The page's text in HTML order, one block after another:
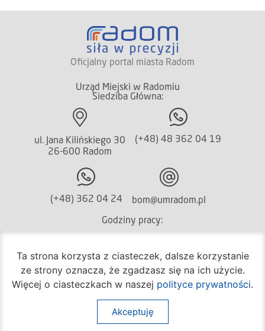
Oficjalny portal miasta Radom
Urząd Miejski w Radomiu
Siedziba Główna:
ul. Jana Kilińskiego 30
26-600 Radom
(+48) 48 362 04 19
(+48) 362 04 24 bom@umradom.pl
Godziny pracy:
poniedziałek – piątek
godz.7:30 – 16:30
Pozostałe wydziały
poniedziałek – piątek
godz.7:30 – 15:30
Ta strona korzysta z ciasteczek, dalsze korzystanie
ze strony oznacza, że zgadzasz się na ich użycie.
Więcej o ciasteczkach w naszej polityce prywatności.
Akceptuję